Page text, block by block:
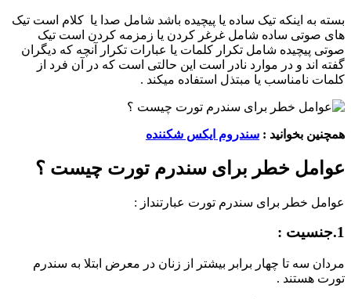
بسته به اینکه تیک ساده یا پیچیده باشد شامل صدا یا کلام است تیک
های صوتی ساده شامل غرغر کردن یا زمزمه کردن است تیک
صوتی پیچیده شامل تکرار کلمات یا عبارات تکرار آنچه که دیگران
گفته اند و در موارد نادر است این حالتی است که در آن فرد از
کلمات نامناسب یا مبتذل استفاده میکند .
همچنین بخوانید : سندروم ایکس شکننده
عوامل خطر برای سندرم تورت چیست ؟
عوامل خطر برای سندرم تورت عبارتنداز :
1.جنسیت :
مردان سه تا چهار برابر بیشتر از زنان در معرض ابتلا به سندرم
تورت هستند .